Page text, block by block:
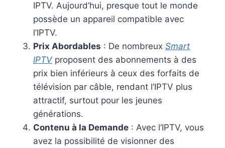
IPTV. Aujourd’hui, presque tout le monde
possède un appareil compatible avec
l’IPTV.
Prix Abordables : De nombreux Smart
IPTV proposent des abonnements à des
prix bien inférieurs à ceux des forfaits de
télévision par câble, rendant l’IPTV plus
attractif, surtout pour les jeunes
générations.
Contenu à la Demande : Avec l’IPTV, vous
avez la possibilité de visionner des